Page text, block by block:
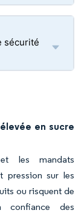
sécurité
en sucre
les mandats
pression sur les
ou risquent de
des